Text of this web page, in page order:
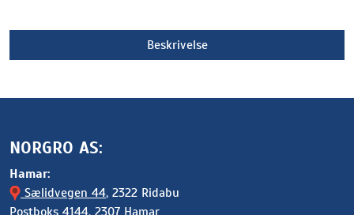
Beskrivelse
NORGRO AS:
Hamar:
Sælidvegen 44, 2322 Ridabu
Postboks 4144, 2307 Hamar